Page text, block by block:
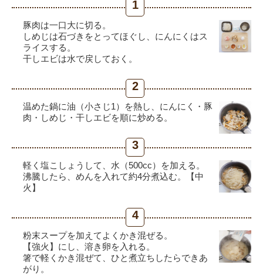
1
豚肉は一口大に切る。
しめじは石づきをとってほぐし、にんにくはス
ライスする。
干しエビは水で戻しておく。
2
温めた鍋に油（小さじ1）を熱し、にんにく・豚
肉・しめじ・干しエビを順に炒める。
3
軽く塩こしょうして、水（500cc）を加える。
沸騰したら、めんを入れて約4分煮込む。【中
火】
4
粉末スープを加えてよくかき混ぜる。
【強火】にし、溶き卵を入れる。
箸で軽くかき混ぜて、ひと煮立ちしたらできあ
がり。